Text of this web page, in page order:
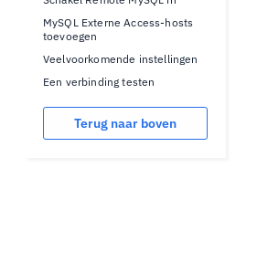
MySQL Externe Access-hosts
toevoegen
Veelvoorkomende instellingen
Een verbinding testen
Terug naar boven